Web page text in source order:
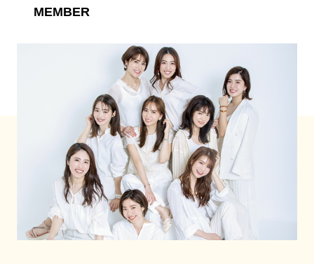
MEMBER